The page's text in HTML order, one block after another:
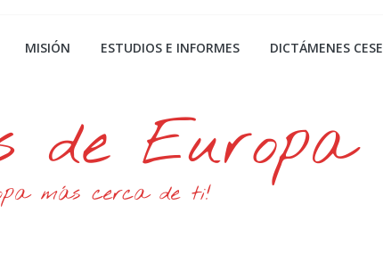
MISIÓN ESTUDIOS E INFORMES DICTÁMENES CESE
de Europa
más cerca de ti!